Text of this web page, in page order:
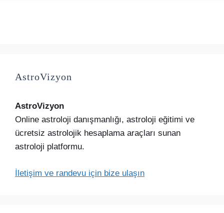
AstroVizyon
AstroVizyon
Online astroloji danışmanlığı, astroloji eğitimi ve
ücretsiz astrolojik hesaplama araçları sunan
astroloji platformu.
İletişim ve randevu için bize ulaşın